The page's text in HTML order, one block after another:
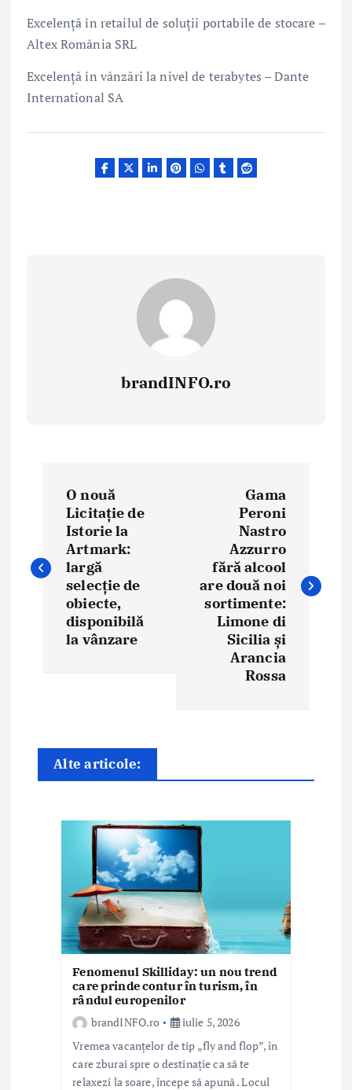
Excelență în retailul de soluții portabile de stocare –
Altex România SRL
Excelență în vânzări la nivel de terabytes – Dante
International SA
brandINFO.ro
i
a
O nouă
Licitație de
Istorie la
Artmark:
largă
selecție de
obiecte,
disponibilă
la vânzare
Gama
Peroni
Nastro
Azzurro
fără alcool
are două noi
sortimente:
Limone di
Sicilia și
Arancia
Rossa
Alte articole:
Fenomenul Skilliday: un nou trend
care prinde contur în turism, în
rândul europenilor
brandINFO.ro
iulie 5, 2026
Vremea vacanțelor de tip „fly and flop”, în
care zburai spre o destinație ca să te
relaxezi la soare, începe să apună . Locul